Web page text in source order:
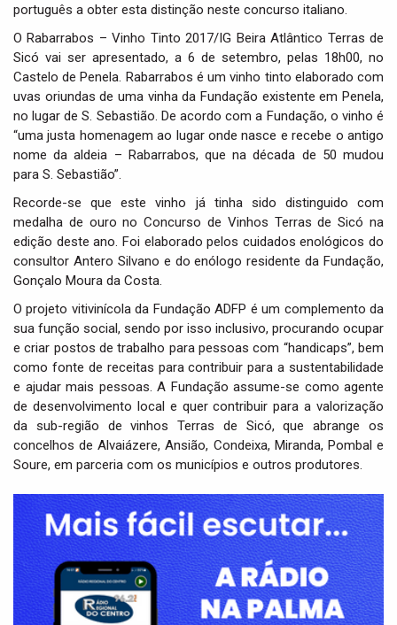
português a obter esta distinção neste concurso italiano.
O Rabarrabos – Vinho Tinto 2017/IG Beira Atlântico Terras de
Sicó vai ser apresentado, a 6 de setembro, pelas 18h00, no
Castelo de Penela. Rabarrabos é um vinho tinto elaborado com
uvas oriundas de uma vinha da Fundação existente em Penela,
no lugar de S. Sebastião. De acordo com a Fundação, o vinho é
“uma justa homenagem ao lugar onde nasce e recebe o antigo
nome da aldeia – Rabarrabos, que na década de 50 mudou
para S. Sebastião”.
Recorde-se que este vinho já tinha sido distinguido com
medalha de ouro no Concurso de Vinhos Terras de Sicó na
edição deste ano. Foi elaborado pelos cuidados enológicos do
consultor Antero Silvano e do enólogo residente da Fundação,
Gonçalo Moura da Costa.
O projeto vitivinícola da Fundação ADFP é um complemento da
sua função social, sendo por isso inclusivo, procurando ocupar
e criar postos de trabalho para pessoas com “handicaps”, bem
como fonte de receitas para contribuir para a sustentabilidade
e ajudar mais pessoas. A Fundação assume-se como agente
de desenvolvimento local e quer contribuir para a valorização
da sub-região de vinhos Terras de Sicó, que abrange os
concelhos de Alvaiázere, Ansião, Condeixa, Miranda, Pombal e
Soure, em parceria com os municípios e outros produtores.